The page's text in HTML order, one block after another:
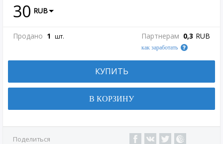
30 RUB
Продано 1 шт. Партнерам 0,3 RUB
как заработать
КУПИТЬ
В КОРЗИНУ
Поделиться